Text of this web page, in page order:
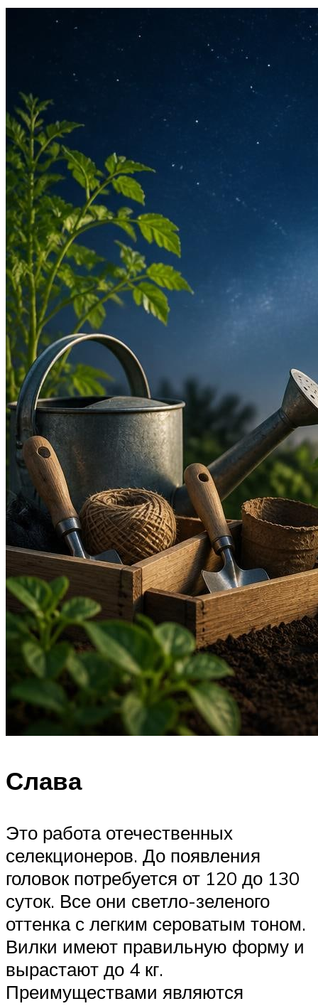
Слава
Это работа отечественных
селекционеров. До появления
головок потребуется от 120 до 130
суток. Все они светло-зеленого
оттенка с легким сероватым тоном.
Вилки имеют правильную форму и
вырастают до 4 кг.
Преимуществами являются